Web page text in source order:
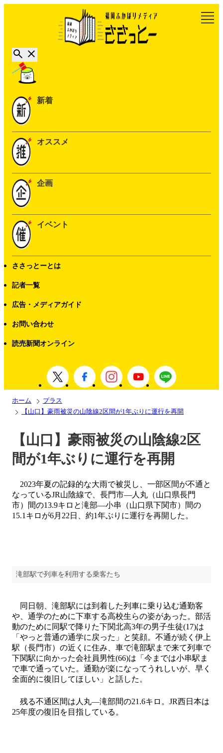
新着
オススメ
企画
イベント
ささっとーとは
記者一覧
広告・メディアガイド
お問い合わせ
読売新聞オンライン
ホーム
プラス
【山口】豪雨被災の山陰線2区間が1年ぶりに運行を再開
【山口】豪雨被災の山陰線2区
間が1年ぶりに運行を再開
2023年夏の記録的な大雨で被災し、一部区間が不通と
なっているJR山陰線で、長門市―人丸（山口県長門
市）間の13.9キロと滝部―小串（山口県下関市）間の
15.1キロが6月22日、約1年ぶりに運行を再開した。
滝部駅で列車を利用する乗客たち
同日朝、滝部駅には到着した列車に乗り込む通勤客
や、通学のために下車する高校生らの姿があった。部活
動のために同駅で降りた下関北高3年の男子生徒(17)は
「やっと普通の通学に戻った」と笑顔。不通が続く伊上
駅（長門市）の近くに住み、車で滝部駅まで来て列車で
下関駅に向かった会社員男性(66)は「今までは小串駅ま
で車で通っていた。通勤が楽になってうれしいが、早く
全面的に復旧してほしい」と話した。
残る不通区間は人丸―滝部間の21.6キロ。JR西日本は
25年度の復旧を目指している。